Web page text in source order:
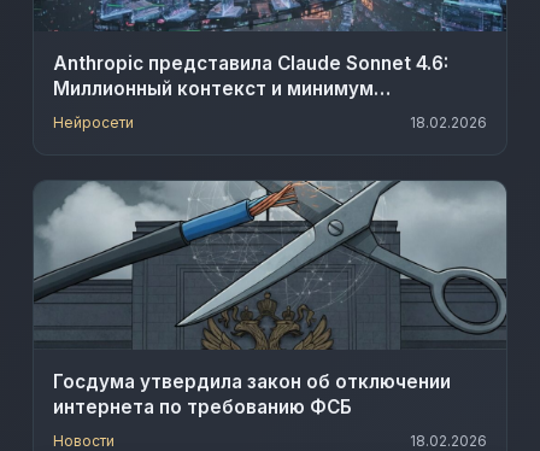
Anthropic представила Claude Sonnet 4.6:
Миллионный контекст и минимум
галлюцинаций
Нейросети 18.02.2026
Госдума утвердила закон об отключении
интернета по требованию ФСБ
Новости 18.02.2026